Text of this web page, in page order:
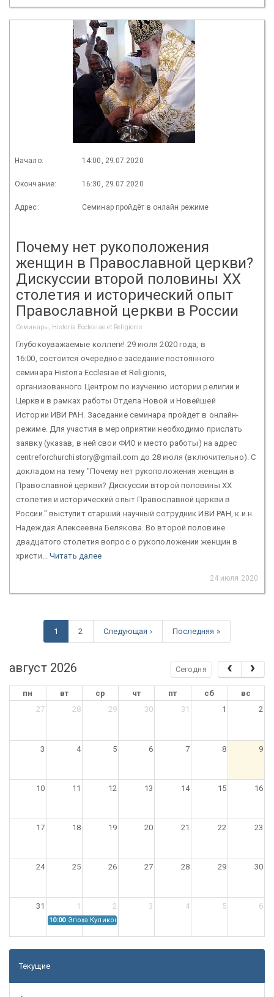
Начало: 14:00, 29.07.2020
Окончание: 16:30, 29.07.2020
Адрес: Семинар пройдёт в онлайн режиме
Почему нет рукоположения
женщин в Православной церкви?
Дискуссии второй половины ХХ
столетия и исторический опыт
Православной церкви в России
Семинары, Historia Ecclesiae et Religionis
Глубокоуважаемые коллеги! 29 июля 2020 года, в
16:00, состоится очередное заседание постоянного
семинара Historia Ecclesiae et Religionis,
организованного Центром по изучению истории религии и
Церкви в рамках работы Отдела Новой и Новейшей
Истории ИВИ РАН. Заседание семинара пройдет в онлайн-
режиме. Для участия в мероприятии необходимо прислать
заявку (указав, в ней свои ФИО и место работы) на адрес
centreforchurchistory@gmail.com до 28 июля (включительно). С
докладом на тему "Почему нет рукоположения женщин в
Православной церкви? Дискуссии второй половины ХХ
столетия и исторический опыт Православной церкви в
России." выступит старший научный сотрудник ИВИ РАН, к.и.н.
Надеждая Алексеевна Белякова. Во второй половине
двадцатого столетия вопрос о рукоположении женщин в
христи... Читать далее
24 июля 2020
1 2 Следующая › Последняя »
август 2026 Сегодня
пн вт ср чт пт сб
вс
27
28 29 30 31 1 2
3 4 5 6 7 8 9
10 11 12 13 14 15 16
17 18 19 20 21 22 23
24 25 26 27 28 29 30
31 1 2 3 4 5 6
10:00 Эпоха Куликовской битвы: Проблемы источниковедения
Текущие